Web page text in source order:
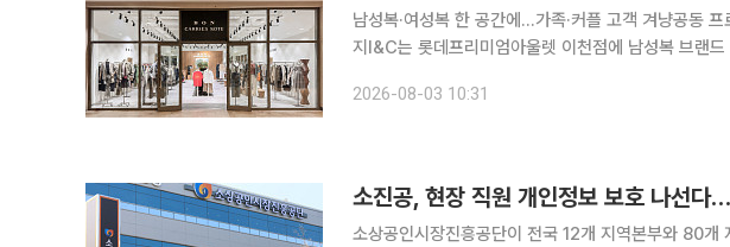
남성복·여성복 한 공간에…가족·커플 고객 겨냥공동 프
지I&C는 롯데프리미엄아울렛 이천점에 남성복 브랜
여성 고객이 한 공간에서 쇼핑할 수 있도록 기획했다. 가
2026-08-03 10:31
소진공, 현장 직원 개인정보 보호 나선다
소상공인시장진흥공단이 전국 12개 지역본부와 80개